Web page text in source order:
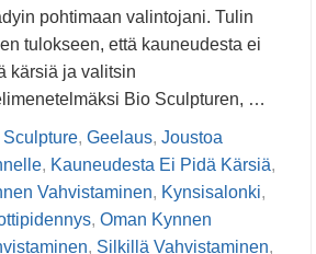
pohtimaan valintojani. Tulin
tulokseen, että kauneudesta ei
kärsiä ja valitsin
Bio Sculpturen, …
Sculpture, Geelaus, Joustoa
, Kauneudesta Ei Pidä Kärsiä,
Vahvistaminen, Kynsisalonki,
, Oman Kynnen
, Silkillä Vahvistaminen,